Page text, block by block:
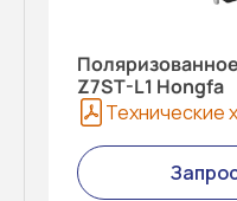
Z7ST-L1 Hongfa
Технические